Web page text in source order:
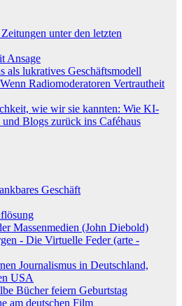
unter den letzten
Ansage
als lukratives Geschäftsmodell
Radiomoderatoren Vertrautheit
wie wir sie kannten: Wie KI-
Blogs zurück ins Caféhaus
Geschäft
Massenmedien (John Diebold)
- Die Virtuelle Feder (arte -
Journalismus in Deutschland,
USA
Bücher feiern Geburtstag
am deutschen Film